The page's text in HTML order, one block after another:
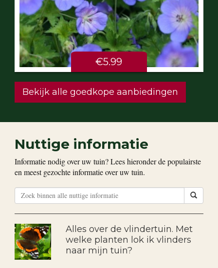
€5.99
Bekijk alle goedkope aanbiedingen
Nuttige informatie
Informatie nodig over uw tuin? Lees hieronder de populairste
en meest gezochte informatie over uw tuin.
Alles over de vlindertuin. Met
welke planten lok ik vlinders
naar mijn tuin?